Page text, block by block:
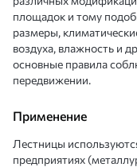
площадок и тому
размеры,
воздуха, влажность и
основные правила
передвижении.
Применение
Лестницы
предприятиях